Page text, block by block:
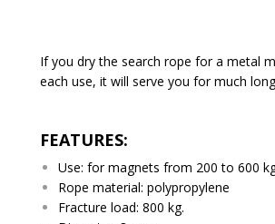
If you dry the search rope for a metal
each use, it will serve you for much
FEATURES:
Use: for magnets from 200 to 600
Rope material: polypropylene
Fracture load: 800 kg.